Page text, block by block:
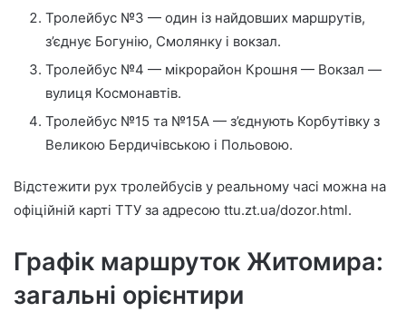
Тролейбус №3 — один із найдовших маршрутів,
з’єднує Богунію, Смолянку і вокзал.
Тролейбус №4 — мікрорайон Крошня — Вокзал —
вулиця Космонавтів.
Тролейбус №15 та №15А — з’єднують Корбутівку з
Великою Бердичівською і Польовою.
Відстежити рух тролейбусів у реальному часі можна на
офіційній карті ТТУ за адресою ttu.zt.ua/dozor.html.
Графік маршруток Житомира:
загальні орієнтири